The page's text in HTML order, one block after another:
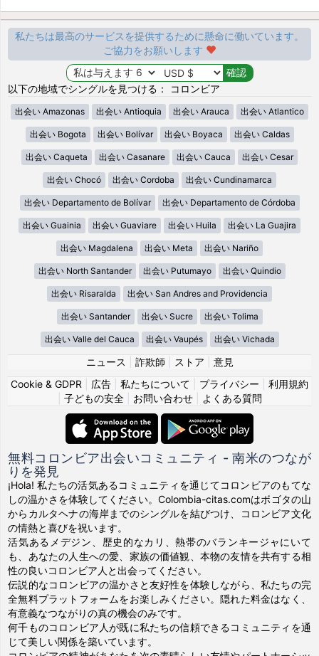
私たちは最高のサービスを提供するために懸命に働いています。
ご協力をお願いします
以下の地域でシングルを見つける： コロンビア
出会い Amazonas 出会い Antioquia 出会い Arauca 出会い Atlantico
出会い Bogota 出会い Bolívar 出会い Boyaca 出会い Caldas
出会い Caqueta 出会い Casanare 出会い Cauca 出会い Cesar
出会い Chocó 出会い Cordoba 出会い Cundinamarca
出会い Departamento de Bolívar 出会い Departamento de Córdoba
出会い Guainia 出会い Guaviare 出会い Huila 出会い La Guajira
出会い Magdalena 出会い Meta 出会い Nariño
出会い North Santander 出会い Putumayo 出会い Quindio
出会い Risaralda 出会い San Andres and Providencia
出会い Santander 出会い Sucre 出会い Tolima
出会い Valle del Cauca 出会い Vaupés 出会い Vichada
ニュース 詐欺師 ストア
意見
Cookie & GDPR
広告 私たちについて プライバシー
利用規約
子どもの安全| お問い合わせ| よくある質問
無料コロンビア出会いコミュニティ - 南米のつなが
りを発見
¡Hola! 私たちの活気あるコミュニティを通じてコロンビアのもてな
しの温かさを体験してください。Colombia-citas.comはボゴタの山
からカルタヘナの海岸までのシングルを結びつけ、コロンビア文化
の情熱と喜びを祝います。
活気あるメデジン、歴史的なカリ、熱帯のバランキージャにいて
も、あなたの人生への愛、家族の価値観、本物の友情を共有する相
性の良いコロンビア人と出会ってください。
伝説的なコロンビアの温かさと友好性を体験しながら、私たちの完
全無料プラットフォームをお楽しみください。隠れた料金はなく、
有意義なつながりの真の機会のみです。
何千ものコロンビア人が既に私たちの信頼できるコミュニティを通
じて美しい関係を築いています。